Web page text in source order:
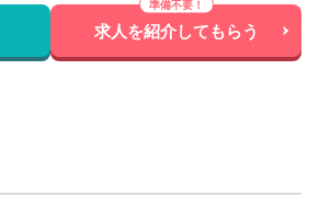
求人を紹介してもらう